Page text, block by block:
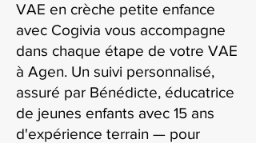
VAE en crèche petite enfance
avec Cogivia vous accompagne
dans chaque étape de votre VAE
à Agen. Un suivi personnalisé,
assuré par Bénédicte, éducatrice
de jeunes enfants avec 15 ans
d'expérience terrain — pour